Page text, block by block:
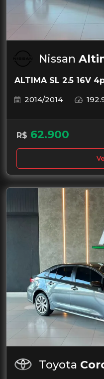
Nissan
ALTIMA SL 2.5 16V
2014/2014
R$ 62.900
Toyota